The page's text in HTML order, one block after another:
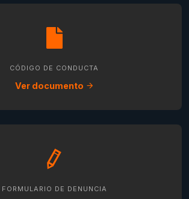
CÓDIGO DE CONDUCTA
Ver documento
FORMULARIO DE DENUNCIA